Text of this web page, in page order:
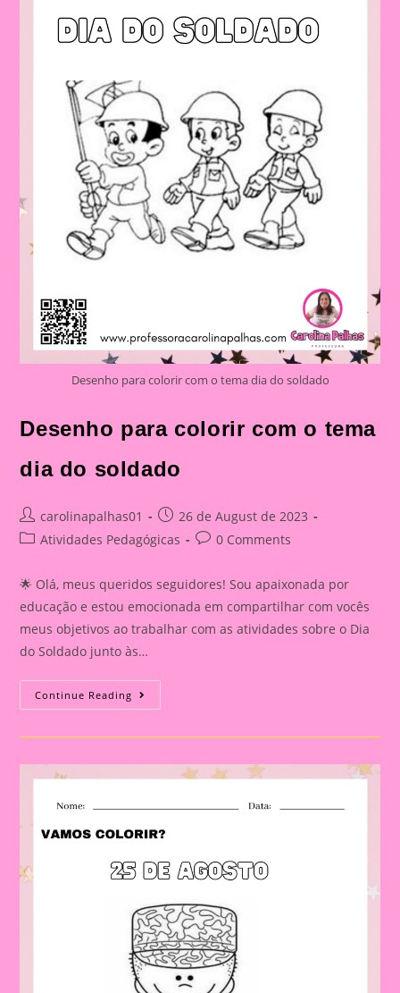
Desenho para colorir com o tema dia do soldado
Desenho para colorir com o tema
dia do soldado
Post
author:
carolinapalhas01
Post
published:
26 de August de 2023
PostAtividades Pedagógicas
Post0 Comments
🌟 Olá, meus queridos seguidores! Sou apaixonada por
educação e estou emocionada em compartilhar com vocês
meus objetivos ao trabalhar com as atividades sobre o Dia
do Soldado junto às…
Continue Reading Desenho
Para
Dia
Do